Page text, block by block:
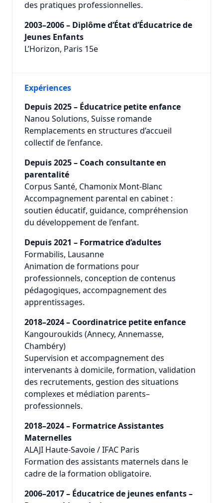
des pratiques professionnelles.
2003–2006 – Diplôme d’État d’Éducatrice de
Jeunes Enfants
L’Horizon, Paris 15e
Expériences
Depuis 2025 – Éducatrice petite enfance
Nanou Solutions, Suisse romande
Remplacements en structures d’accueil
collectif de l’enfance.
Depuis 2025 – Coach consultante en
parentalité
Corpus Santé, Chamonix Mont-Blanc
Accompagnement parental en cabinet :
soutien éducatif, guidance, compréhension
du développement de l’enfant.
Depuis 2021 – Formatrice d’adultes
Formabilis, Lausanne
Animation de formations pour
professionnels, conception de contenus
pédagogiques, accompagnement des
apprentissages.
2018–2024 – Coordinatrice petite enfance
Kangouroukids (Annecy, Annemasse,
Chambéry)
Supervision et accompagnement des
intervenants à domicile, formation, validation
des recrutements, gestion des situations
complexes et médiation parents–
professionnels.
2018–2024 – Formatrice Assistantes
Maternelles
ALAJI Haute-Savoie / IFAC Paris
Formation des assistants maternels dans le
cadre de la formation obligatoire.
2006–2017 – Éducatrice de jeunes enfants –